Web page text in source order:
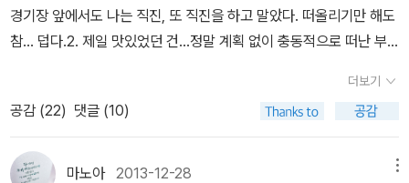
경기장 앞에서도 나는 직진, 또 직진을 하고 말았다. 떠올리기만 해도
참... 덥다.2. 제일 맛있었던 건...정말 계획 없이 충동적으로 떠난 부
마침 너무 바쁜 때여서 모든 예매도 계획도 친구가 짰다. 그래서 미처
고려하지 못한 게 먹거리였다. 바닷가로 갔으니 회한접시 쯤 먹어줘
야 마땅하고 부산은 돼지국밥? 이런 거 유명하다고 하니까 먹어주면
좋았을 텐데, 모두 내가 안 먹는 것들. 친구야 미안! 친구는 한번 도전
더보기
공감 (22) 댓글 (10)
마노아2013-12-28